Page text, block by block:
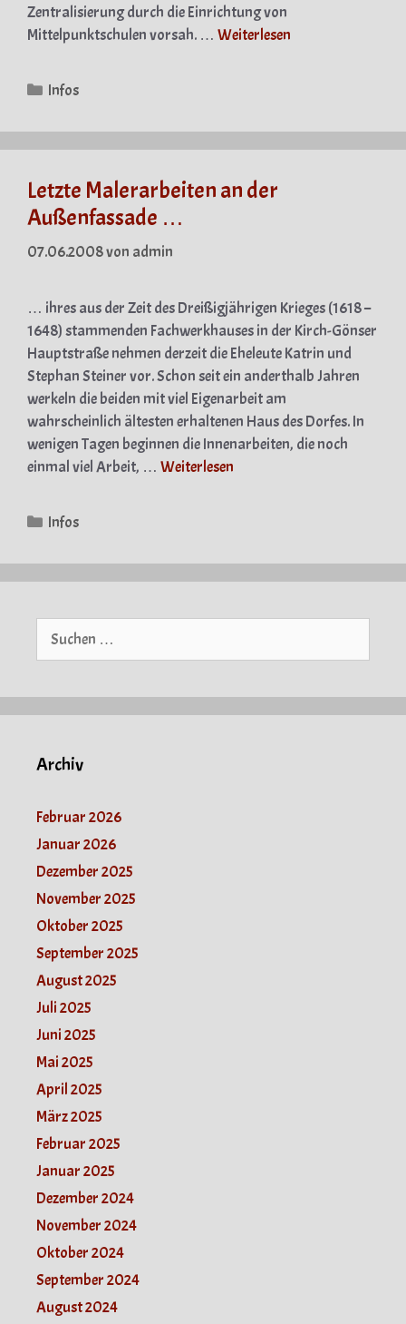
Zentralisierung durch die Einrichtung von
Mittelpunktschulen vorsah. … Weiterlesen
Kategorien
Infos
Letzte Malerarbeiten an der
Außenfassade …
07.06.2008von admin
… ihres aus der Zeit des Dreißigjährigen Krieges (1618 –
1648) stammenden Fachwerkhauses in der Kirch-Gönser
Hauptstraße nehmen derzeit die Eheleute Katrin und
Stephan Steiner vor. Schon seit ein anderthalb Jahren
werkeln die beiden mit viel Eigenarbeit am
wahrscheinlich ältesten erhaltenen Haus des Dorfes. In
wenigen Tagen beginnen die Innenarbeiten, die noch
einmal viel Arbeit, … Weiterlesen
Kategorien
Infos
Suche
Archiv
Februar 2026
Januar 2026
Dezember 2025
November 2025
Oktober 2025
September 2025
August 2025
Juli 2025
Juni 2025
Mai 2025
April 2025
März 2025
Februar 2025
Januar 2025
Dezember 2024
November 2024
Oktober 2024
September 2024
August 2024